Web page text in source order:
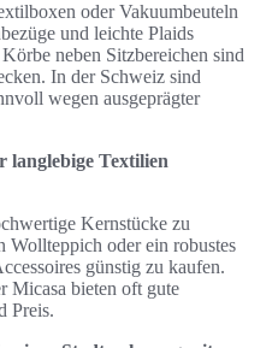
oder Vakuumbeuteln
und leichte Plaids
neben Sitzbereichen sind
In der Schweiz sind
wegen ausgeprägter
langlebige Textilien
Kernstücke zu
oder ein robustes
günstig zu kaufen.
Micasa bieten oft gute
Preis.